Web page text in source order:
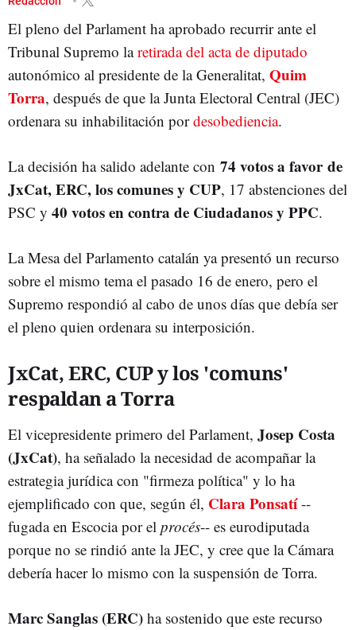
El pleno del Parlament ha aprobado recurrir ante el
Tribunal Supremo laretirada del acta de diputado
autonómico al presidente de la Generalitat, Quim
Torra, después de que la Junta Electoral Central (JEC)
ordenara su inhabilitación pordesobediencia.
La decisión ha salido adelante con 74 votos a favor de
JxCat, ERC, los comunes y CUP, 17 abstenciones del
PSC y 40 votos en contra de Ciudadanos y PPC.
La Mesa del Parlamento catalán ya presentó un recurso
sobre el mismo tema el pasado 16 de enero, pero el
Supremo respondió al cabo de unos días que debía ser
el pleno quien ordenara su interposición.
JxCat, ERC, CUP y los 'comuns'
respaldan a Torra
El vicepresidente primero del Parlament, Josep Costa
(JxCat), ha señalado la necesidad de acompañar la
estrategia jurídica con "firmeza política" y lo ha
ejemplificado con que, según él, Clara Ponsatí--
fugada en Escocia por el procés-- es eurodiputada
porque no se rindió ante la JEC, y cree que la Cámara
debería hacer lo mismo con la suspensión de Torra.
Marc Sanglas (ERC) ha sostenido que este recurso